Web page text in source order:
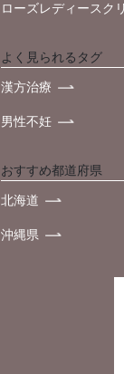
ローズレディースク
よく見られるタグ
漢方治療
男性不妊
おすすめ都道府県
北海道
沖縄県